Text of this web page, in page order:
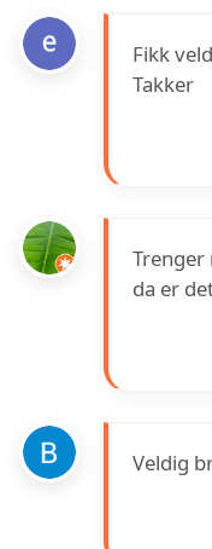
Fikk
Takker
Trenger
da er
Veldig